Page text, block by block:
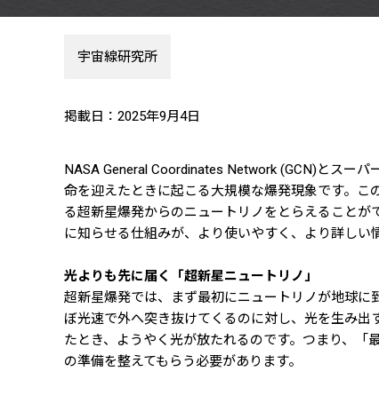
宇宙線研究所
掲載日：2025年9月4日
NASA General Coordinates Network (GCN)とスー
命を迎えたときに起こる大規模な爆発現象です。
る超新星爆発からのニュートリノをとらえること
に知らせる仕組みが、より使いやすく、より詳しい
光よりも先に届く「超新星ニュートリノ」
超新星爆発では、まず最初にニュートリノが地球
ぼ光速で外へ突き抜けてくるのに対し、光を生み
たとき、ようやく光が放たれるのです。つまり、
の準備を整えてもらう必要があります。